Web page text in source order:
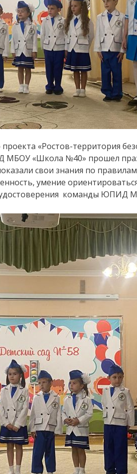
«Ростов-территория
«Школа №40» прошел
свои знания по
умение
команды ЮПИД